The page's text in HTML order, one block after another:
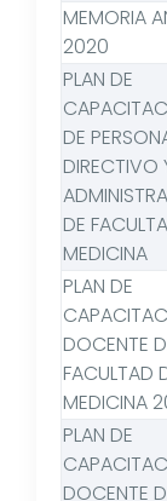
MEMORIA
2020
PLAN DE
DE
DIRECTIVO
DE
MEDICINA
PLAN DE
DOCENTE
FACULTAD
MEDICINA
PLAN DE
DOCENTE